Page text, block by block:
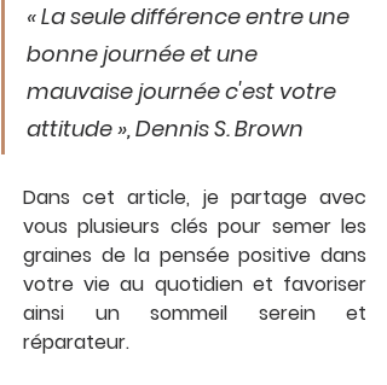
« La seule différence entre une
bonne journée et une
mauvaise journée c'est votre
attitude », Dennis S. Brown
Dans cet article, je partage avec
vous plusieurs clés pour semer les
graines de la pensée positive dans
votre vie au quotidien et favoriser
ainsi un sommeil serein et
réparateur.